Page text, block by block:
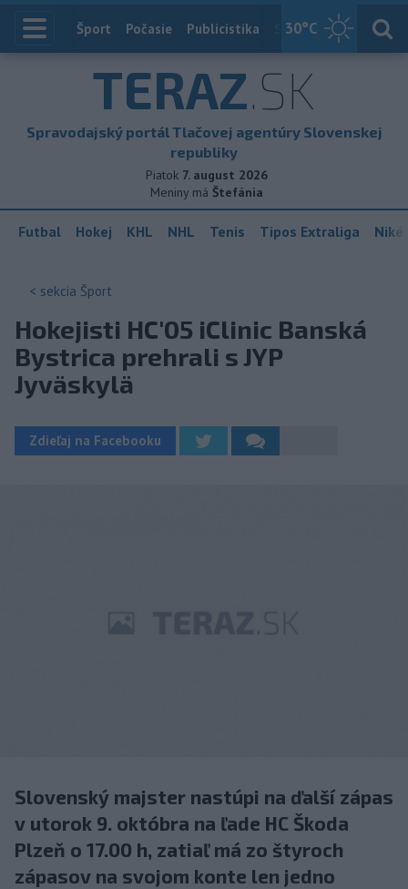
30°C
Index
Šport Počasie Publicistika Slovensko
TERAZ.SK
Spravodajský portál Tlačovej agentúry Slovenskej
republiky
Piatok 7. august 2026
Meniny má Štefánia
Futbal Hokej KHL NHL Tenis Tipos Extraliga
< sekcia Šport
Hokejisti HC'05 iClinic Banská
Bystrica prehrali s JYP
Jyväskylä
Zdieľaj na Facebooku
Slovenský majster nastúpi na ďalší zápas
v utorok 9. októbra na ľade HC Škoda
Plzeň o 17.00 h, zatiaľ má zo štyroch
zápasov na svojom konte len jedno